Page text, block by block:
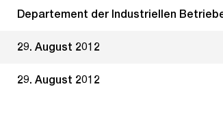
Departement der Industriellen
29. August 2012
29. August 2012